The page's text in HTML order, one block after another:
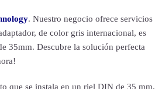
. Nuestro negocio ofrece servicios
de color gris internacional, es
35mm. Descubre la solución perfecta
que se instala en un riel DIN de 35 mm.